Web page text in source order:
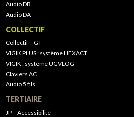
Audio DB
Audio DA
COLLECTIF
Collectif – GT
VIGIK PLUS : système HEXACT
VIGIK : système UGVLOG
Claviers AC
Audio 5 fils
TERTIAIRE
JP – Accessibilité